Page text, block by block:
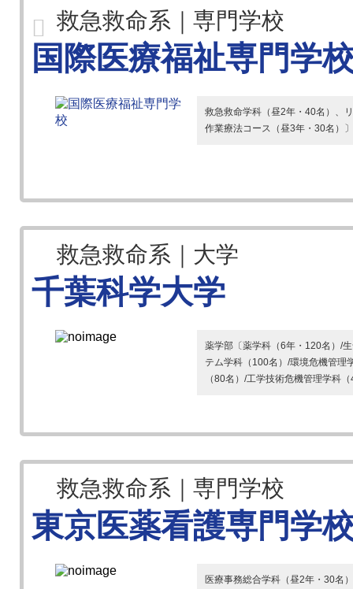
救急救命系｜専門学校
国際医療福祉専門学
救急救命学科（昼2年・40名）、
作業療法コース（昼3年・30名）〕
救急救命系｜大学
千葉科学大学
薬学部〔薬学科（6年・120名）/
テム学科（100名）/環境危機管理
（80名）/工学技術危機管理学科
救急救命系｜専門学校
東京医薬看護専門学
医療事務総合学科（昼2年・30名